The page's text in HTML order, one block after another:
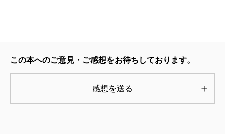
2014/07/09
2014/07/09
この本へのご意見・ご感想をお待ちしております。
感想を送る